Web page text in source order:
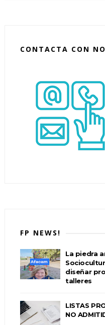
CONTACTA CON
FP NEWS!
La piedra
diseñar
talleres
LISTAS
NO